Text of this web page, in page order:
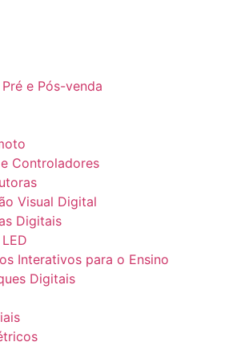
e Pós-venda
Controladores
Visual Digital
Digitais
Interativos para o Ensino
Digitais